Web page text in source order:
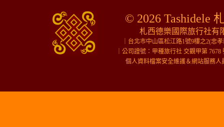
© 2026 Tashidele
札西德樂國際旅行社有
｜台北市中山區松江路1號9樓之2(忠
｜公司證號：甲種旅行社 交觀甲第
個人資料檔案安全維護＆網站服務人